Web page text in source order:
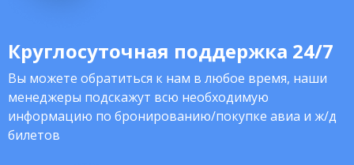
Круглосуточная поддержка 24/7
Вы можете обратиться к нам в любое время, наши
менеджеры подскажут всю необходимую
информацию по бронированию/покупке авиа и ж/д
билетов